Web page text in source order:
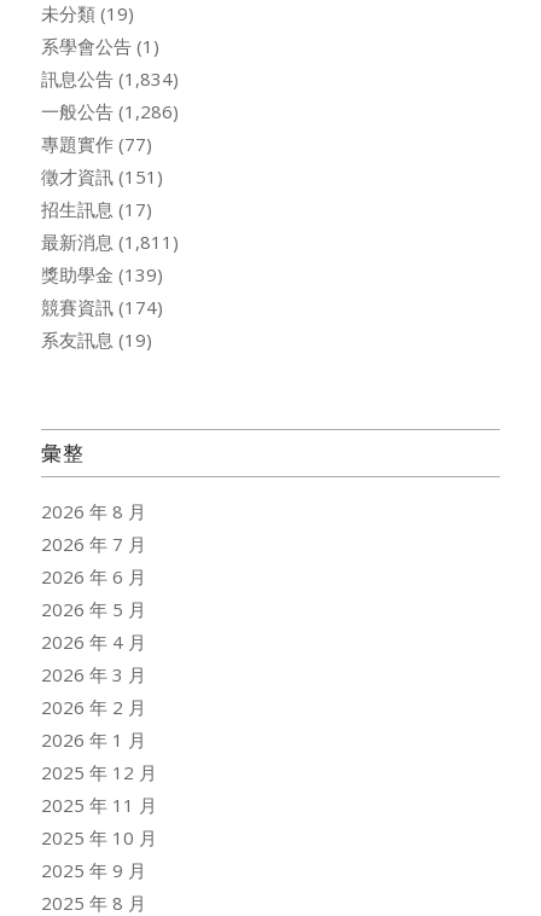
未分類(19)
系學會公告(1)
訊息公告(1,834)
一般公告(1,286)
專題實作(77)
徵才資訊(151)
招生訊息 (17)
最新消息 (1,811)
獎助學金 (139)
競賽資訊(174)
系友訊息 (19)
彙整
2026 年 8 月
2026 年 7 月
2026 年 6 月
2026 年 5 月
2026 年 4 月
2026 年 3 月
2026 年 2 月
2026 年 1 月
2025 年 12 月
2025 年 11 月
2025 年 10 月
2025 年 9 月
2025 年 8 月